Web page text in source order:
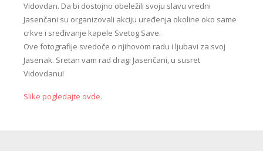
Vidovdan. Da bi dostojno obeležili svoju slavu vredni
Jasenčani su organizovali akciju uređenja okoline oko same
crkve i sređivanje kapele Svetog Save.
Ove fotografije svedoče o njihovom radu i ljubavi za svoj
Jasenak. Sretan vam rad dragi Jasenčani, u susret
Vidovdanu!
Slike pogledajte ovde.